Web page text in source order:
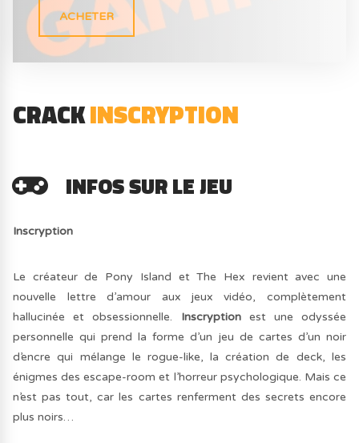
ACHETER
CRACKINSCRYPTION
INFOS SUR LE JEU
Inscryption
Le créateur de Pony Island et The Hex revient avec une
nouvelle lettre d’amour aux jeux vidéo, complètement
hallucinée et obsessionnelle. Inscryptionest une odyssée
personnelle qui prend la forme d’un jeu de cartes d’un noir
d’encre qui mélange le rogue-like, la création de deck, les
énigmes des escape-room et l’horreur psychologique. Mais ce
n’est pas tout, car les cartes renferment des secrets encore
plus noirs…